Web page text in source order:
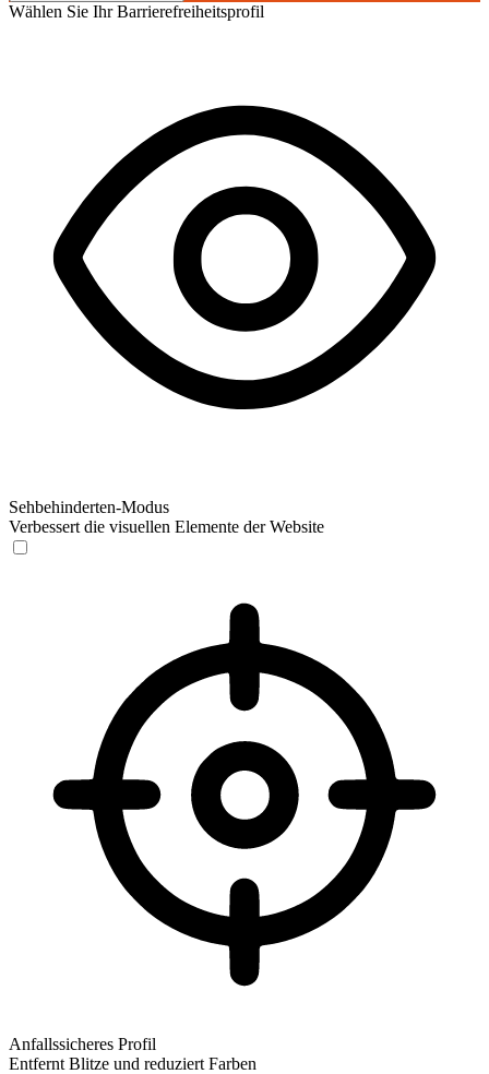
Wählen Sie Ihr Barrierefreiheitsprofil
Sehbehinderten-Modus
Verbessert die visuellen Elemente der Website
Anfallssicheres Profil
Entfernt Blitze und reduziert Farben